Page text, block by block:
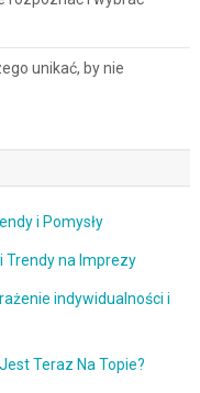
unikać, by nie
i Pomysły
Trendy na Imprezy
indywidualności i
Teraz Na Topie?